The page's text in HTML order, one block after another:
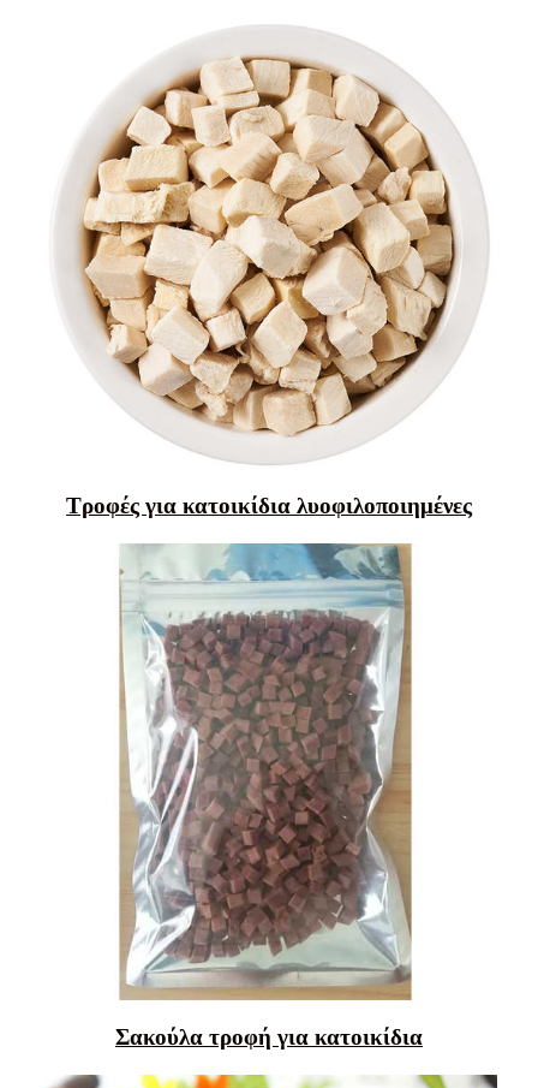
Τροφές για κατοικίδια λυοφιλοποιημένες
Σακούλα τροφή για κατοικίδια